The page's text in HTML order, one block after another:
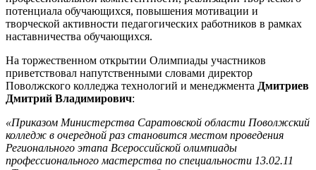
потенциала обучающихся, повышения мотивации и
творческой активности педагогических работников в рамках
наставничества обучающихся.
На торжественном открытии Олимпиады участников
приветствовал напутственными словами директор
Поволжского колледжа технологий и менеджмента Дмитриев
Дмитрий Владимирович:
«Приказом Министерства Саратовской области Поволжский
колледж в очередной раз становится местом проведения
Регионального этапа Всероссийской олимпиады
профессионального мастерства по специальности 13.02.11